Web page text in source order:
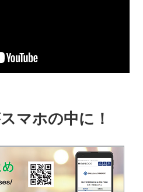
マホの中に！